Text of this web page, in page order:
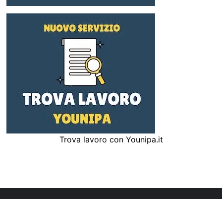
Trova lavoro con Younipa.it